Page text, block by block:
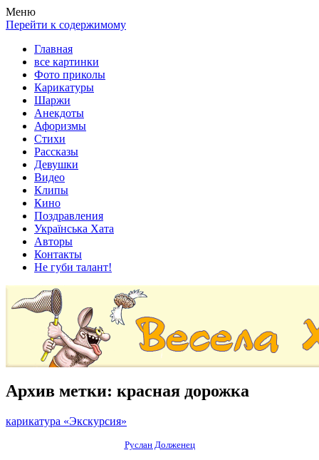
Весела хата — прикольные картинки, смешные истории,
клипы!
Покажем всем ваши фото приколы, карикатуры, шаржи, стихи,
рассказы, видео и песни!
Меню
Перейти к содержимому
Главная
все картинки
Фото приколы
Карикатуры
Шаржи
Анекдоты
Афоризмы
Стихи
Рассказы
Девушки
Видео
Клипы
Кино
Поздравления
Українська Хата
Авторы
Контакты
Не губи талант!
Архив метки: красная дорожка
карикатура «Экскурсия»
Руслан Долженец